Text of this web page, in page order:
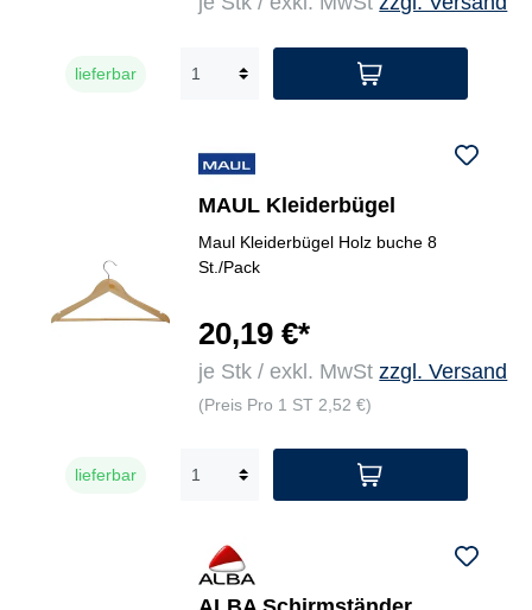
lieferbar
MAUL Kleiderbügel
Maul Kleiderbügel Holz buche 8
St./Pack
20,19 €*
je Stk / exkl. MwStzzgl. Versand
(Preis Pro 1 ST 2,52 €)
lieferbar